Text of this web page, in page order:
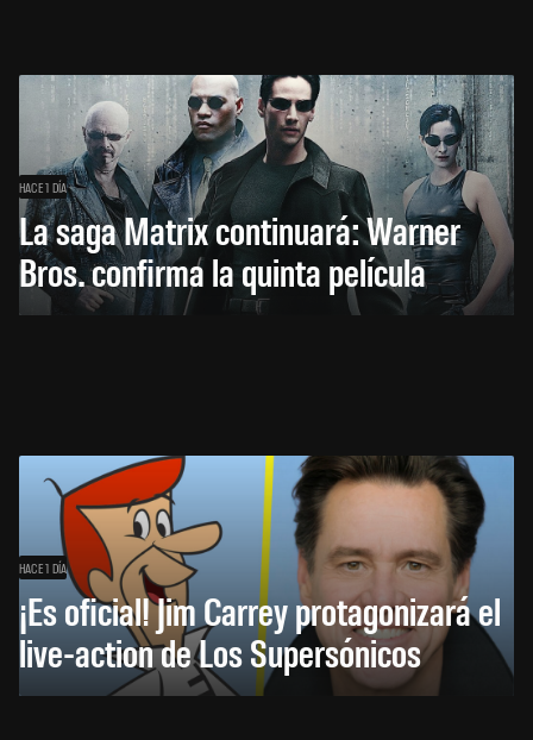
HACE 1 DÍA
La saga Matrix continuará: Warner
Bros. confirma la quinta película
HACE 1 DÍA
¡Es oficial! Jim Carrey protagonizará el
live-action de Los Supersónicos